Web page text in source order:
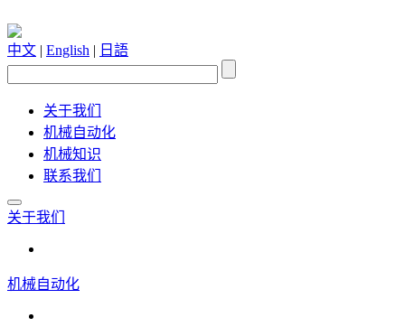
中文 | English | 日語
关于我们
机械自动化
机械知识
联系我们
关于我们
机械自动化